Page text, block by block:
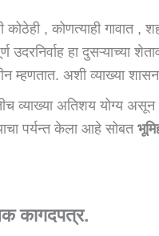
, कोणत्याही गावात ,
हा दुसऱ्याच्या
म्हणतात. अशी व्याख्या
व्याख्या अतिशय योग्य असून
पर्यन्त केला आहे सोबत
कागदपत्र.